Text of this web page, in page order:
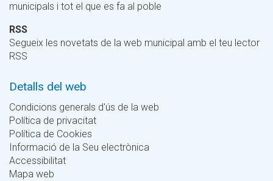
municipals i tot el que es fa al poble
RSS
Segueix les novetats de la web municipal amb el teu lector
RSS
Detalls del web
Condicions generals d'ús de la web
Política de privacitat
Política de Cookies
Informació de la Seu electrònica
Accessibilitat
Mapa web